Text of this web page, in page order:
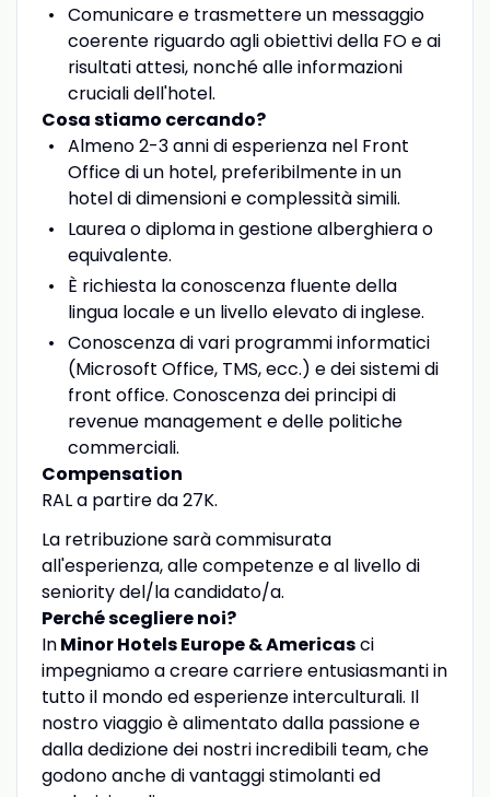
Comunicare e trasmettere un messaggio
coerente riguardo agli obiettivi della FO e ai
risultati attesi, nonché alle informazioni
cruciali dell'hotel.
Cosa stiamo cercando?
Almeno 2-3 anni di esperienza nel Front
Office di un hotel, preferibilmente in un
hotel di dimensioni e complessità simili.
Laurea o diploma in gestione alberghiera o
equivalente.
È richiesta la conoscenza fluente della
lingua locale e un livello elevato di inglese.
Conoscenza di vari programmi informatici
(Microsoft Office, TMS, ecc.) e dei sistemi di
front office. Conoscenza dei principi di
revenue management e delle politiche
commerciali.
Compensation
RAL a partire da 27K.
La retribuzione sarà commisurata
all'esperienza, alle competenze e al livello di
seniority del/la candidato/a.
Perché scegliere noi?
InMinor Hotels Europe & Americasci
impegniamo a creare carriere entusiasmanti in
tutto il mondo ed esperienze interculturali. Il
nostro viaggio è alimentato dalla passione e
dalla dedizione dei nostri incredibili team, che
godono anche di vantaggi stimolanti ed